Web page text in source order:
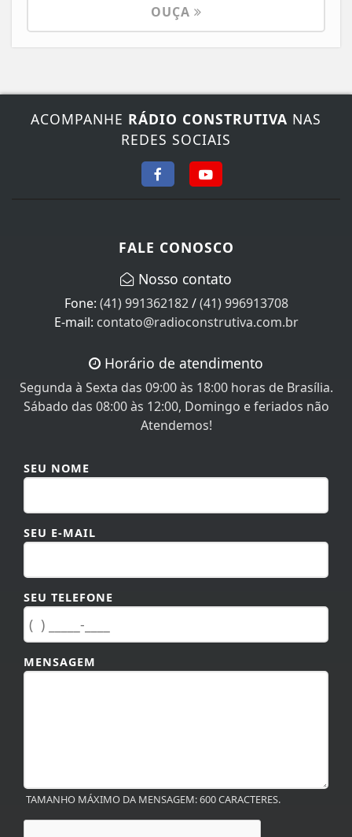
OUÇA
ACOMPANHE RÁDIO CONSTRUTIVA NAS
REDES SOCIAIS
FALE CONOSCO
Nosso contato
Fone: (41) 991362182/(41) 996913708
E-mail: contato@radioconstrutiva.com.br
Horário de atendimento
Segunda à Sexta das 09:00 às 18:00 horas de Brasília.
Sábado das 08:00 às 12:00, Domingo e feriados não
Atendemos!
SEU NOME
SEU E-MAIL
SEU TELEFONE
MENSAGEM
TAMANHO MÁXIMO DA MENSAGEM: 600 CARACTERES.